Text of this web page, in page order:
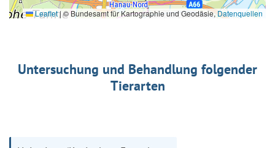
Leaflet|© Bundesamt für Kartographie und Geodäsie,Datenquellen
Untersuchung und Behandlung folgender
Tierarten